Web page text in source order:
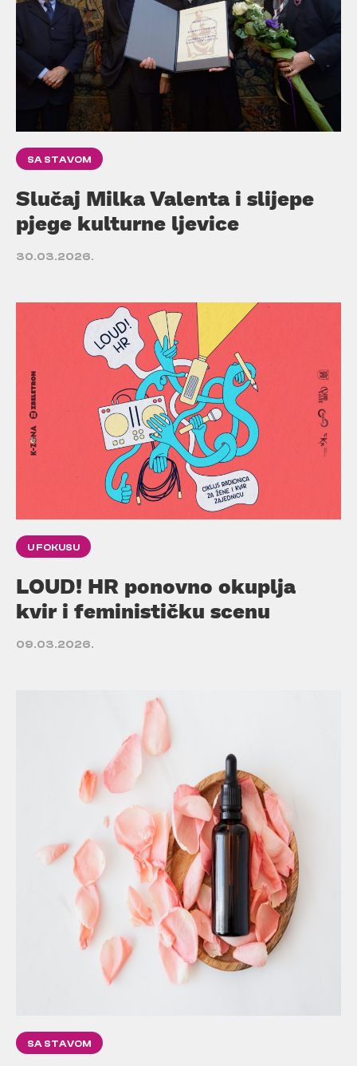
SA STAVOM
Slučaj Milka Valenta i slijepe
pjege kulturne ljevice
30.03.2026.
U FOKUSU
LOUD! HR ponovno okuplja
kvir i feminističku scenu
09.03.2026.
SA STAVOM